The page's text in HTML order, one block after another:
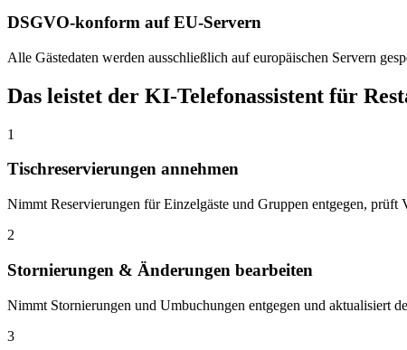
DSGVO-konform auf EU-Servern
Alle Gästedaten werden ausschließlich auf europäischen Servern
Das leistet der KI-Telefonassistent für
1
Tischreservierungen annehmen
Nimmt Reservierungen für Einzelgäste und Gruppen entgegen, prüft
2
Stornierungen & Änderungen bearbeiten
Nimmt Stornierungen und Umbuchungen entgegen und aktualisiert
3